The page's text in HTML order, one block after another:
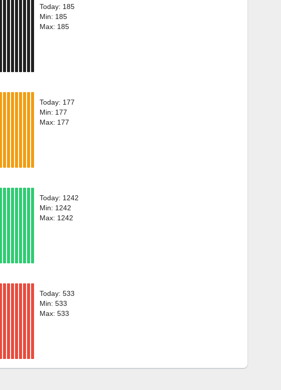
Today: 185
Min: 185
Max: 185
Today: 177
Min: 177
Max: 177
Today: 1242
Min: 1242
Max: 1242
Today: 533
Min: 533
Max: 533